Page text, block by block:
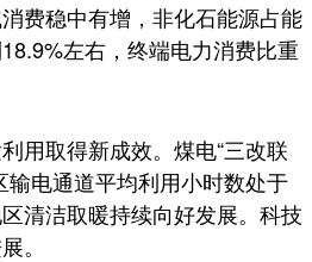
费稳中有增，非化石能源占能
左右，终端电力消费比重
用取得新成效。煤电“三改联
输电通道平均利用小时数处于
清洁取暖持续向好发展。科技
。